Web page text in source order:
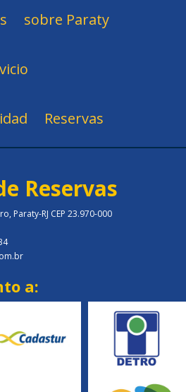
sobre Paraty
Reservas
Reservas
Paraty-RJ CEP 23.970-000
a: